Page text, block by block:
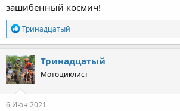
зашибенный космич!
R
e
a
c
t
i
o
n
s
Тринадцатый
Тринадцатый
Мотоциклист
6 Июн 2021